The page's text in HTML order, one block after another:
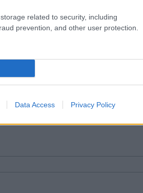
related to security, including
prevention, and other user protection.
Data Access Privacy Policy
Stampa|Pubblicità|Segnala
contenenti le ultime notizie